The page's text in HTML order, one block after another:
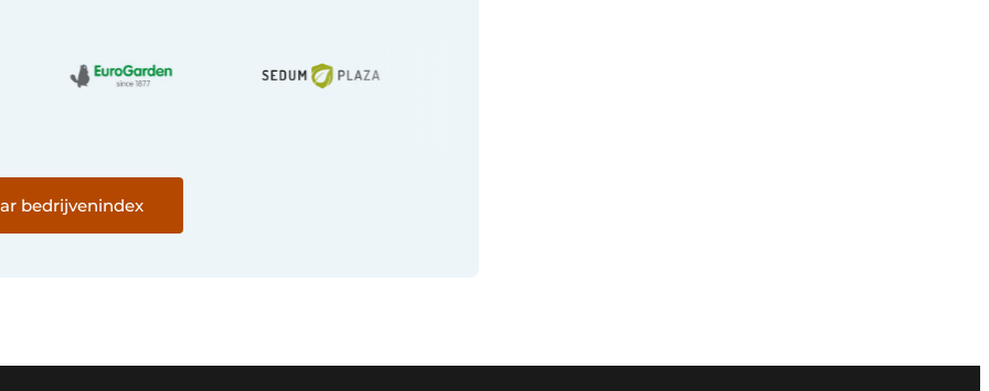
bedrijvenindex